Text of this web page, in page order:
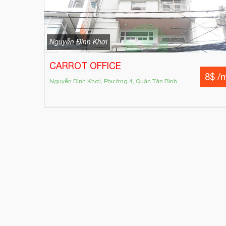
Nguyễn Đình Khơi
CARROT OFFICE
Nguyễn Đình Khơi, Phường 4, Quận Tân Bình 8$ /